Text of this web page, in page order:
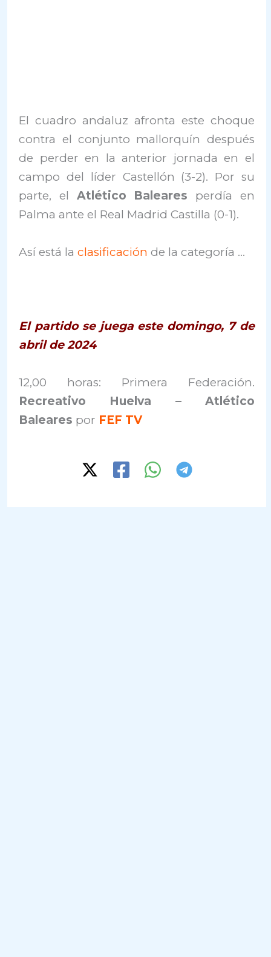
El cuadro andaluz afronta este choque
contra el conjunto mallorquín después
de perder en la anterior jornada en el
campo del líder Castellón (3-2). Por su
parte, el Atlético Baleares perdía en
Palma ante el Real Madrid Castilla (0-1).
Así está laclasificación de la categoría …
El partido se juega este domingo, 7 de
abril de 2024
12,00 horas: Primera Federación.
Recreativo Huelva – Atlético
Baleares por FEF TV